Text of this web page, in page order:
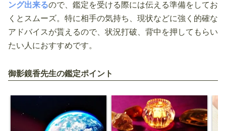
ング出来るので、鑑定を受ける際には伝える準備をしてお
くとスムーズ。特に相手の気持ち、現状などに強く的確な
アドバイスが貰えるので、状況打破、背中を押してもらい
たい人におすすめです。
御影鏡香先生の鑑定ポイント